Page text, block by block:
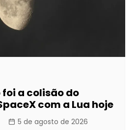
a colisão do
com a Lua hoje
5 de agosto de 2026